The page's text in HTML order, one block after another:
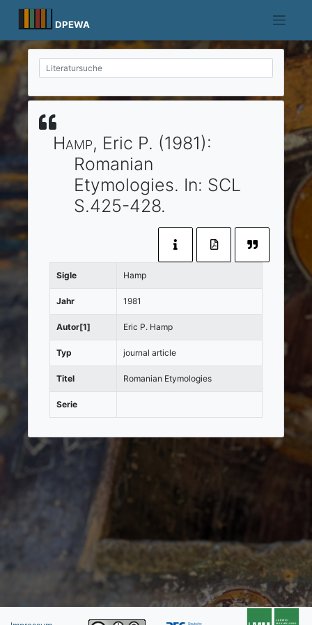
content
DPEWA
Hamp, Eric P. (1981):
Romanian
Etymologies. In: SCL
S.425-428.
Sigle Hamp
Jahr 1981
Autor[1] Eric P. Hamp
Typ journal article
Titel Romanian Etymologies
Serie